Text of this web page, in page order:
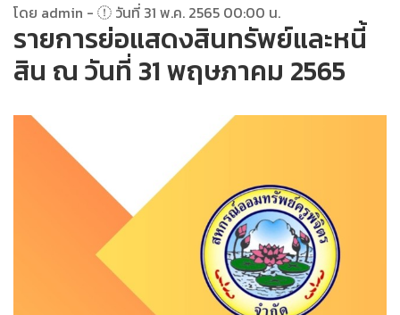
โดย admin - วันที่ 31 พ.ค. 2565 00:00 น.
รายการย่อแสดงสินทรัพย์และหนี้
สิน ณ วันที่ 31 พฤษภาคม 2565